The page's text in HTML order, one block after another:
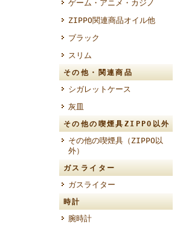
ゲーム・アニメ・カジノ
ZIPPO関連商品オイル他
ブラック
スリム
その他・関連商品
シガレットケース
灰皿
その他の喫煙具ZIPPO以外
その他の喫煙具（ZIPPO以
外）
ガスライター
ガスライター
時計
腕時計